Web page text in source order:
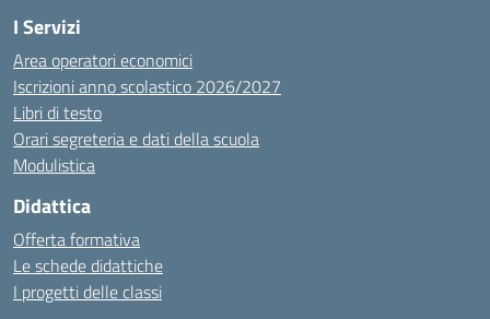
I Servizi
Area operatori economici
Iscrizioni anno scolastico 2026/2027
Libri di testo
Orari segreteria e dati della scuola
Modulistica
Didattica
Offerta formativa
Le schede didattiche
I progetti delle classi